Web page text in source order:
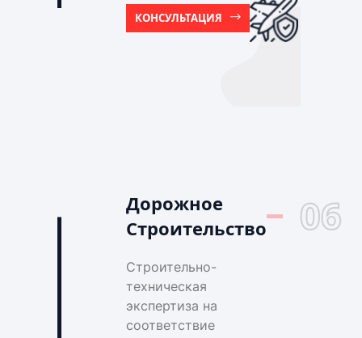
КОНСУЛЬТАЦИЯ
Дорожное
Строительство
06
Строительно-
техническая
экспертиза на
соответствие